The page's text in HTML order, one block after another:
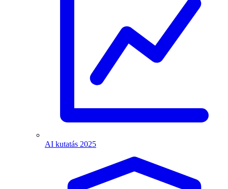
AI kutatás 2025